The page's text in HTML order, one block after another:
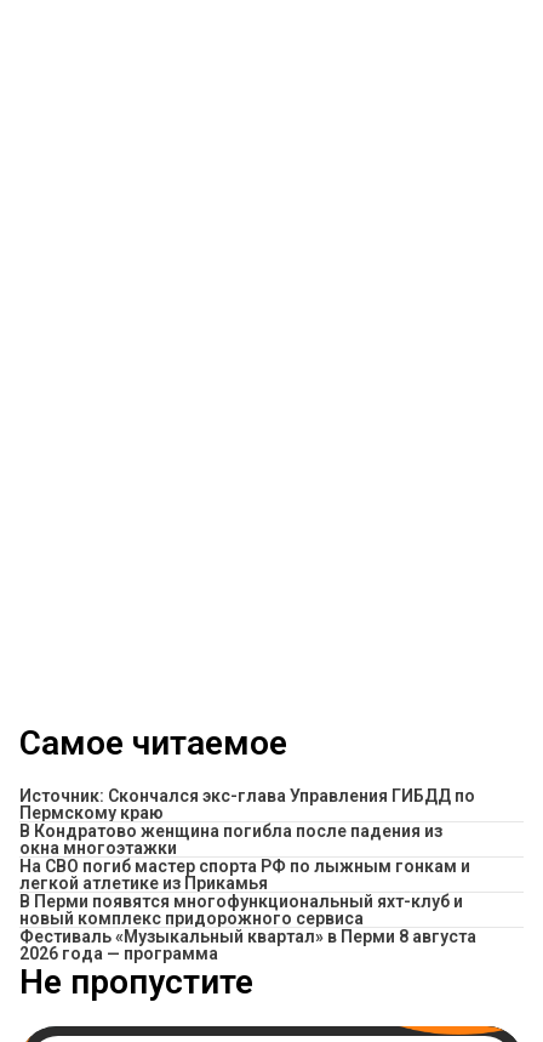
Самое читаемое
Источник: Скончался экс-глава Управления ГИБДД по
Пермскому краю
В Кондратово женщина погибла после падения из
окна многоэтажки
На СВО погиб мастер спорта РФ по лыжным гонкам и
легкой атлетике из Прикамья
В Перми появятся многофункциональный яхт-клуб и
новый комплекс придорожного сервиса
Фестиваль «Музыкальный квартал» в Перми 8 августа
2026 года — программа
Не пропустите